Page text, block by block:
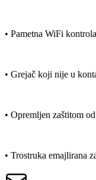
• Pametna WiFi
• Grejač koji nije u
• Opremljen zaštitom
• Trostruka emajlirana